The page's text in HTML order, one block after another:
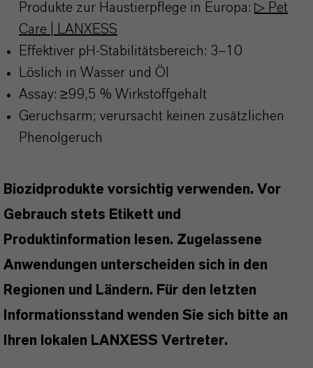
Produkte zur Haustierpflege in Europa: ▷ Pet
Care | LANXESS
Effektiver pH-Stabilitätsbereich: 3–10
Löslich in Wasser und Öl
Assay: ≥99,5 % Wirkstoffgehalt
Geruchsarm; verursacht keinen zusätzlichen
Phenolgeruch
Biozidprodukte vorsichtig verwenden. Vor
Gebrauch stets Etikett und
Produktinformation lesen. Zugelassene
Anwendungen unterscheiden sich in den
Regionen und Ländern. Für den letzten
Informationsstand wenden Sie sich bitte an
Ihren lokalen LANXESS Vertreter.